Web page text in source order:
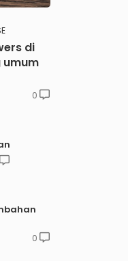
di
umum
0
0